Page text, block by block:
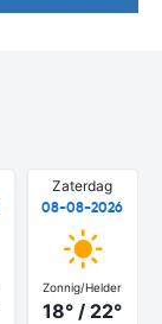
Zaterdag
08-08-2026
Zonnig/Helder
18° / 22°